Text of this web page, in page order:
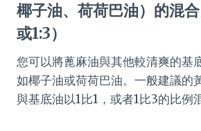
椰子油、荷荷巴油）的混
或1:3）
您可以將蓖麻油與其他較清爽的基
如椰子油或荷荷巴油。一般建議的
與基底油以1比1，或者1比3的比例